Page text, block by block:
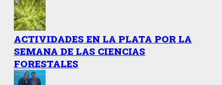
ACTIVIDADES EN LA PLATA POR LA
SEMANA DE LAS CIENCIAS
FORESTALES